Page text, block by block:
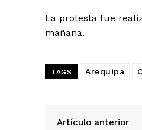
La protesta fue
mañana.
TAGS Arequipa
Artículo anterior